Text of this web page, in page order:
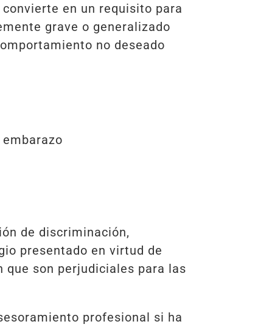
en un requisito para
grave o generalizado
no deseado
de discriminación,
presentado en virtud de
son perjudiciales para las
profesional si ha